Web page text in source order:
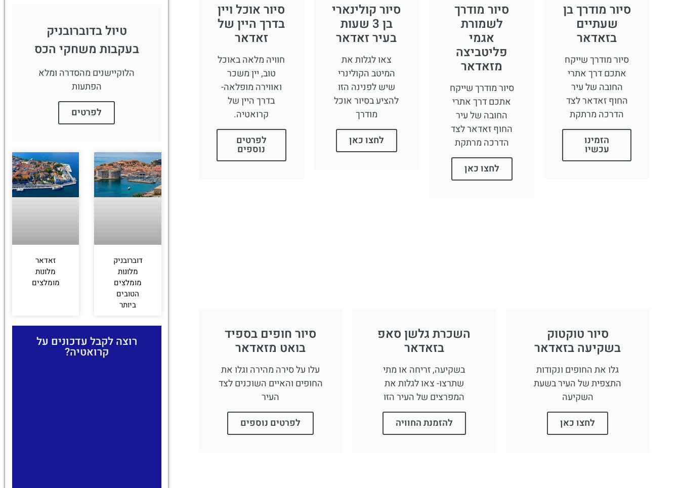
סיור מודרך בן
שעתיים
בזאדאר
סיור מודרך שייקח
אתכם דרך אתרי
החובה של עיר
החוף זאדאר לצד
הדרכה מרתקת
הזמינו
עכשיו
סיור מודרך
לשמורת
אגמי
פליטביצה
מזאדאר
סיור מודרך שייקח
אתכם דרך אתרי
החובה של עיר
החוף זאדאר לצד
הדרכה מרתקת
לחצו כאן
סיור קולינארי
בן 3 שעות
בעיר זאדאר
צאו לגלות את
המיטב הקולינרי
שיש לפנינה הזו
להציע בסיור אוכל
מודרך
לחצו כאן
סיור אוכל ויין
בדרך היין של
זאדאר
חוויה מלאה באוכל
טוב, יין משכר
ואווירה מופלאה-
בדרך היין של
קרואטיה.
לפרטים
נוספים
סיור טוקטוק
בשקיעה בזאדאר
גלו את החופים ונקודות
התצפית של העיר בשעת
השקיעה
לחצו כאן
השכרת גלשן סאפ
בזאדאר
בשקיעה, זריחה או מתי
שתרצו- צאו לגלות את
המפרצים של העיר הזו
להזמנת החוויה
סיור חופים בספיד
בואט מזאדאר
עלו על סירה מהירה וגלו את
החופים והאיים השוכנים לצד
העיר
לפרטים נוספים
טיול בדוברובניק
בעקבות משחקי הכס
הלוקיישנים מהסדרה ומלא
הפתעות
לפרטים
דוברובניק
מלונות
מומלצים
הטובים
ביותר
זאדאר
מלונות
מומלצים
רוצה לקבל עדכונים על
קרואטיה?